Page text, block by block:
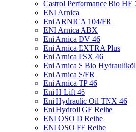
Castrol Performance Bio HE
ENI Arnica
Eni ARNICA 104/FR
ENI Arnica ABX
Eni Arnica DV 46
Eni Arnica EXTRA Plus
Eni Arnica PSX 46
Eni Arnica S Bio Hydrauliköl
Eni Arnica S/FR
Eni Arnica TP 46
Eni H Lift 46
Eni Hydraulic Oil TNX 46
Eni Hydroil GF Reihe
ENI OSO D Reihe
ENI OSO FF Reihe